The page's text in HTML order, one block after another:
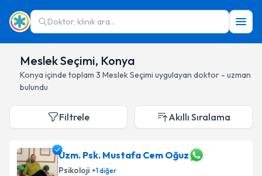
Doktor, klinik ara...
Meslek Seçimi, Konya
Konya içinde toplam 3 Meslek Seçimi uygulayan doktor - uzman
bulundu
Filtrele Akıllı Sıralama
Uzm. Psk. Mustafa Cem Oğuz
Psikoloji +1diğer